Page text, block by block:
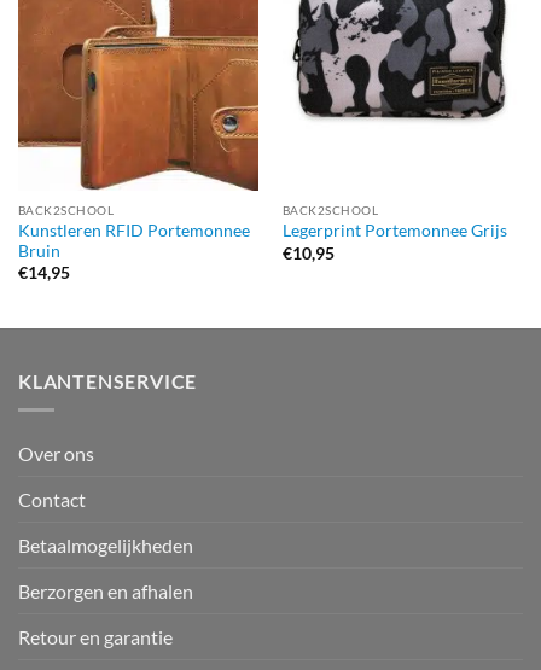
BACK2SCHOOL
Kunstleren RFID Portemonnee
Bruin
€14,95
BACK2SCHOOL
Legerprint Portemonnee Grijs
€10,95
KLANTENSERVICE
Over ons
Contact
Betaalmogelijkheden
Berzorgen en afhalen
Retour en garantie